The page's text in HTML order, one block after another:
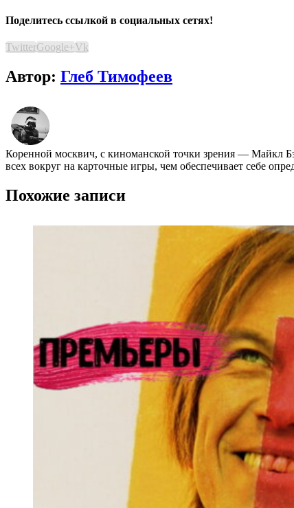
Поделитесь ссылкой в социальных сетях!
TwitterGoogle+Vk
Автор: Глеб Тимофеев
Коренной москвич, с киноманской точки зрения ― Майкл
всех вокруг на карточные игры, чем обеспечивает себе
Похожие записи